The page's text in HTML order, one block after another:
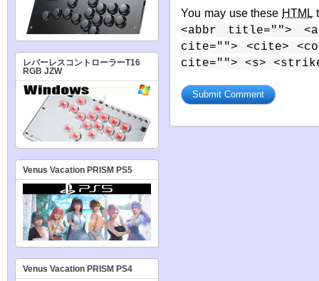
You may use these HTML
<abbr title="">
cite=""> <cite>
cite=""> <s>
レバーレスコントローラーT16
RGB JZW
Venus Vacation PRISM PS5
Venus Vacation PRISM PS4